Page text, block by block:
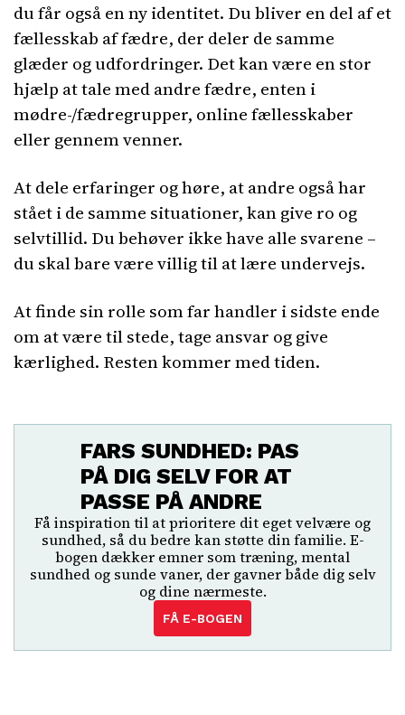
du får også en ny identitet. Du bliver en del af et
fællesskab af fædre, der deler de samme
glæder og udfordringer. Det kan være en stor
hjælp at tale med andre fædre, enten i
mødre-/fædregrupper, online fællesskaber
eller gennem venner.
At dele erfaringer og høre, at andre også har
stået i de samme situationer, kan give ro og
selvtillid. Du behøver ikke have alle svarene –
du skal bare være villig til at lære undervejs.
At finde sin rolle som far handler i sidste ende
om at være til stede, tage ansvar og give
kærlighed. Resten kommer med tiden.
FARS SUNDHED: PAS
PÅ DIG SELV FOR AT
PASSE PÅ ANDRE
Få inspiration til at prioritere dit eget velvære og
sundhed, så du bedre kan støtte din familie. E-
bogen dækker emner som træning, mental
sundhed og sunde vaner, der gavner både dig selv
og dine nærmeste.
FÅ E-BOGEN